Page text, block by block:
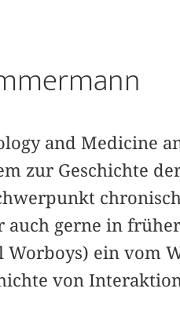
and Medicine
zur Geschichte
auch gerne in
ein vom
von